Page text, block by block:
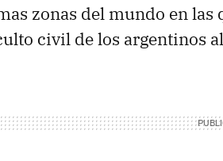
zonas del mundo en las
civil de los argentinos